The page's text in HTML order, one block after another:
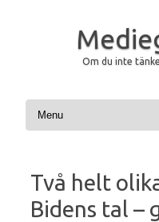
Om du inte
Hoppa till innehåll
Två helt
Bidens tal –